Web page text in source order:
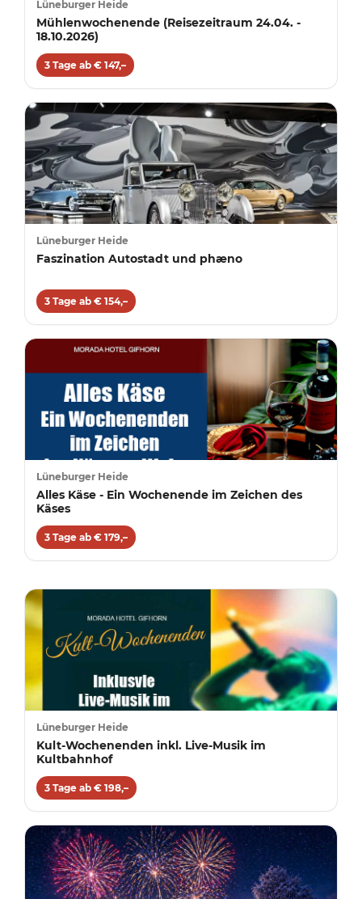
Lüneburger Heide
Mühlenwochenende (Reisezeitraum 24.04. -
18.10.2026)
3 Tage ab € 147,–
Lüneburger Heide
Faszination Autostadt und phæno
3 Tage ab € 154,–
Lüneburger Heide
Alles Käse - Ein Wochenende im Zeichen des
Käses
3 Tage ab € 179,–
Lüneburger Heide
Kult-Wochenenden inkl. Live-Musik im
Kultbahnhof
3 Tage ab € 198,–